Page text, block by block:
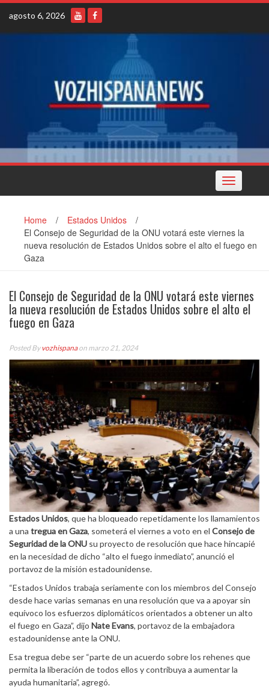
Skip
content
agosto 6, 2026
Toggle
navigation
Home / Estados Unidos
/
El Consejo de Seguridad de la ONU votará este viernes la
nueva resolución de Estados Unidos sobre el alto el fuego en
Gaza
El Consejo de Seguridad de la ONU votará este viernes
la nueva resolución de Estados Unidos sobre el alto el
fuego en Gaza
Posted Byvozhispanaon marzo 21, 2024
Estados Unidos, que ha bloqueado repetidamente los llamamientos
a una tregua en Gaza, someterá el viernes a voto en el Consejo de
Seguridad de la ONU su proyecto de resolución que hace hincapié
en la necesidad de dicho “alto el fuego inmediato”, anunció el
portavoz de la misión estadounidense.
“Estados Unidos trabaja seriamente con los miembros del Consejo
desde hace varias semanas en una resolución que va a apoyar sin
equívoco los esfuerzos diplomáticos orientados a obtener un alto
el fuego en Gaza”, dijo Nate Evans, portavoz de la embajadora
estadounidense ante la ONU.
Esa tregua debe ser “parte de un acuerdo sobre los rehenes que
permita la liberación de todos ellos y contribuya a aumentar la
ayuda humanitaria”, agregó.